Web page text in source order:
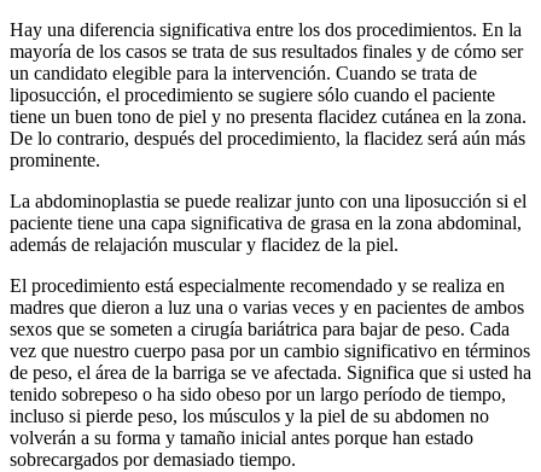
Hay una diferencia significativa entre los dos procedimientos. En la
mayoría de los casos se trata de sus resultados finales y de cómo ser
un candidato elegible para la intervención. Cuando se trata de
liposucción, el procedimiento se sugiere sólo cuando el paciente
tiene un buen tono de piel y no presenta flacidez cutánea en la zona.
De lo contrario, después del procedimiento, la flacidez será aún más
prominente.
La abdominoplastia se puede realizar junto con una liposucción si el
paciente tiene una capa significativa de grasa en la zona abdominal,
además de relajación muscular y flacidez de la piel.
El procedimiento está especialmente recomendado y se realiza en
madres que dieron a luz una o varias veces y en pacientes de ambos
sexos que se someten a cirugía bariátrica para bajar de peso. Cada
vez que nuestro cuerpo pasa por un cambio significativo en términos
de peso, el área de la barriga se ve afectada. Significa que si usted ha
tenido sobrepeso o ha sido obeso por un largo período de tiempo,
incluso si pierde peso, los músculos y la piel de su abdomen no
volverán a su forma y tamaño inicial antes porque han estado
sobrecargados por demasiado tiempo.